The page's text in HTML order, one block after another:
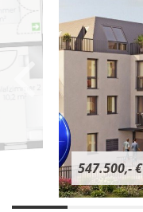
547.500,- €